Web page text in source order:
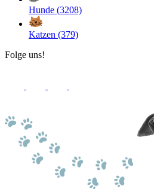
Hunde (3208)
Katzen (379)
Folge uns!